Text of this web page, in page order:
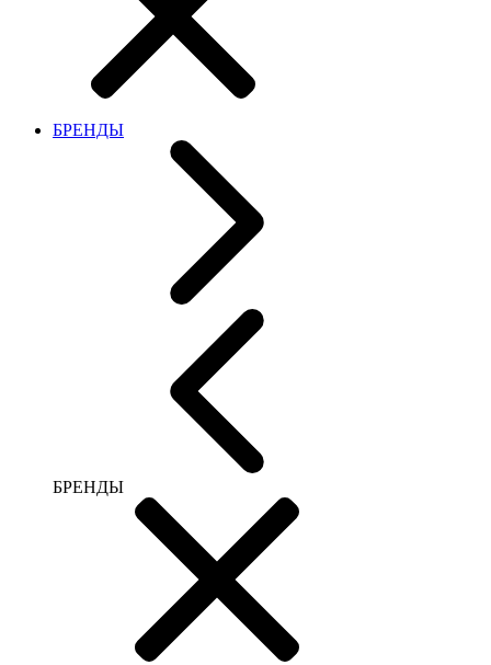
БРЕНДЫ
БРЕНДЫ